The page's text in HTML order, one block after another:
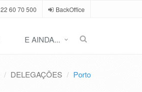
22 60 70 500 BackOffice
E AINDA...
DELEGAÇÕES Porto